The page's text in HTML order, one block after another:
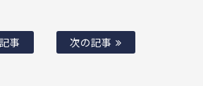
事 次の記事